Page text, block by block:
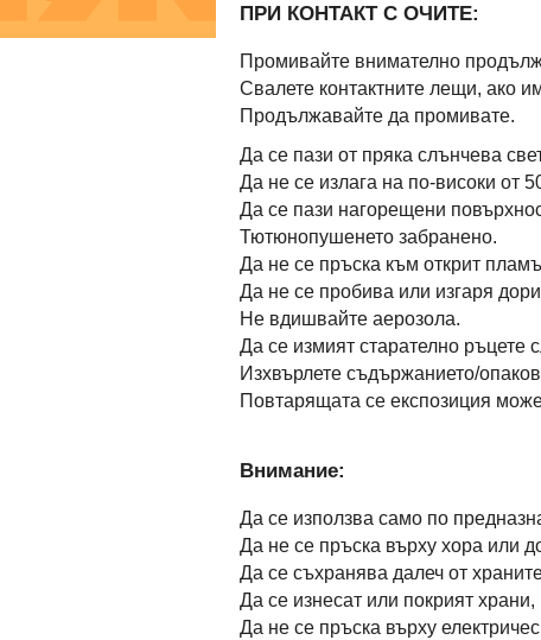
ПРИ КОНТАКТ С ОЧИТЕ:
Промивайте внимателно
Свалете контактните лещи, ако
Продължавайте да промивате.
Да се пази от пряка слънчева
Да не се излага на по-високи от
Да се пази нагорещени
Тютюнопушенето забранено.
Да не се пръска към открит
Да не се пробива или изгаря
Не вдишвайте аерозола.
Да се измият старателно ръцете
Изхвърлете съдържанието/
Повтарящата се експозиция
Внимание:
Да се използва само по
Да не се пръска върху хора или
Да се съхранява далеч от
Да се изнесат или покрият
Да не се пръска върху